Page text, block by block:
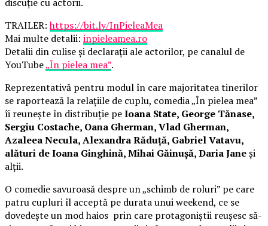
TRAILER:https://bit.ly/InPieleaMea
Mai multe detalii: inpieleamea.ro
Detalii din culise și declarații ale actorilor, pe canalul de
YouTube„În pielea mea”.
Reprezentativă pentru modul în care majoritatea tinerilor
se raportează la relațiile de cuplu, comedia „În pielea mea”
îi reunește în distribuție peIoana State, George Tănase,
Sergiu Costache, Oana Gherman, Vlad Gherman,
Azaleea Necula, Alexandra Răduță, Gabriel Vatavu,
alături de Ioana Ginghină, Mihai Găinușă, Daria Janeși
alții.
O comedie savuroasă despre un „schimb de roluri” pe care
patru cupluri îl acceptă pe durata unui weekend, ce se
dovedește un mod haios prin care protagoniștii reușesc să-